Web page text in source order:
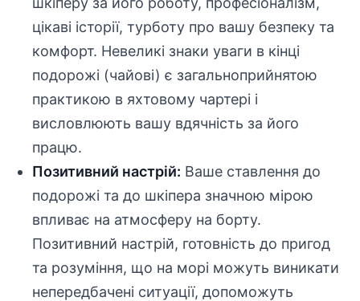
цікаві історії, турботу про вашу безпеку та
комфорт. Невеликі знаки уваги в кінці
подорожі (чайові) є загальноприйнятою
практикою в яхтовому чартері і
висловлюють вашу вдячність за його
працю.
Позитивний настрій: Ваше ставлення до
подорожі та до шкіпера значною мірою
впливає на атмосферу на борту.
Позитивний настрій, готовність до пригод
та розуміння, що на морі можуть виникати
непередбачені ситуації, допоможуть